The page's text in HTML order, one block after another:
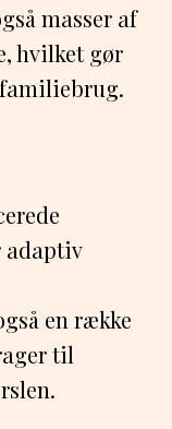
masser af
hvilket gør
adaptiv
en række
til